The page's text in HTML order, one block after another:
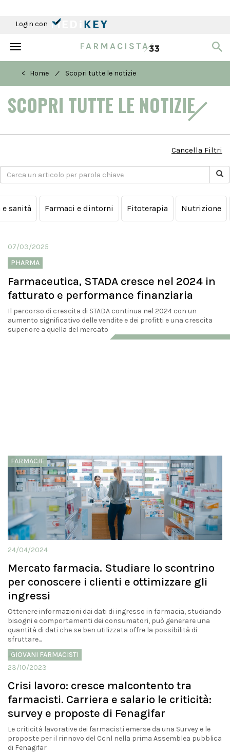
Login con
Toggle
< Home
/ Scopri tutte le notizie
SCOPRI TUTTE LE NOTIZIE
Cancella Filtri
sanità Farmaci e dintorni Fitoterapia Nutrizione
07/03/2025
PHARMA
Farmaceutica, STADA cresce nel 2024 in
fatturato e performance finanziaria
Il percorso di crescita di STADA continua nel 2024 con un
aumento significativo delle vendite e dei profitti e una crescita
superiore a quella del mercato
FARMACIE
24/04/2024
Mercato farmacia. Studiare lo scontrino
per conoscere i clienti e ottimizzare gli
ingressi
Ottenere informazioni dai dati di ingresso in farmacia, studiando
bisogni e comportamenti dei consumatori, può generare una
quantità di dati che se ben utilizzata offre la possibilità di
sfruttare...
GIOVANI FARMACISTI
23/10/2023
Crisi lavoro: cresce malcontento tra
farmacisti. Carriera e salario le criticità:
survey e proposte di Fenagifar
Le criticità lavorative dei farmacisti emerse da una Survey e le
proposte per il rinnovo del Ccnl nella prima Assemblea pubblica
di Fenagifar